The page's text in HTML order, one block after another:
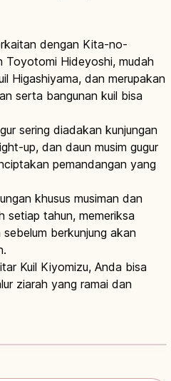
dengan Kita-no-
Toyotomi Hideyoshi, mudah
Higashiyama, dan merupakan
serta bangunan kuil bisa
sering diadakan kunjungan
up, dan daun musim gugur
pemandangan yang
khusus musiman dan
setiap tahun, memeriksa
berkunjung akan
Kuil Kiyomizu, Anda bisa
ziarah yang ramai dan
untuk